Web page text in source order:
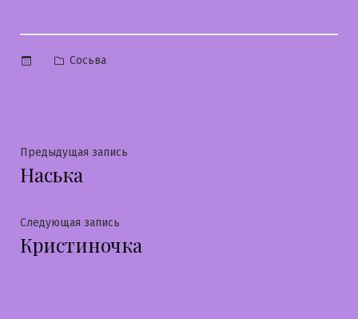
Опубликовано
Сосьва
Навигация
по
записям
Предыдущая запись
Наська
Следующая запись
запись:
Кристиночка